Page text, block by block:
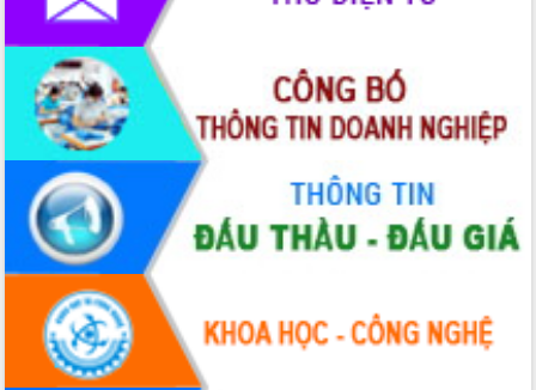
Hội thảo góp ý hồ sơ điều chỉnh quy
hoạch tỉnh Đắk Lắk thời kỳ 2021-2030,
tầm nhìn đến năm 2050
Nâng cao hiệu quả hoạt động của các
doanh nghiệp nhà nước
Hội nghị triển khai kết nối mạng
truyền số liệu chuyên dùng phục vụ cơ
quan Đảng, Nhà nước
Lễ phát động chuỗi hoạt động chung
tay làm sạch môi trường
Xã Ea Kar bước chuyển mình trong
công tác cải cách hành chính mô hình
mới
UBND tỉnh họp báo định kỳ tháng 4
năm 2026